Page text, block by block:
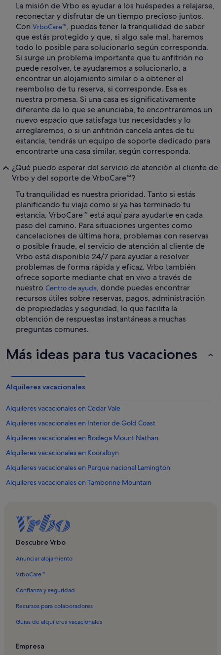
La misión de Vrbo es ayudar a los huéspedes a relajarse,
reconectar y disfrutar de un tiempo precioso juntos.
Con VrboCare™, puedes tener la tranquilidad de saber
que estás protegido y que, si algo sale mal, haremos
todo lo posible para solucionarlo según corresponda.
Si surge un problema importante que tu anfitrión no
puede resolver, te ayudaremos a solucionarlo, a
encontrar un alojamiento similar o a obtener el
reembolso de tu reserva, si corresponde. Esa es
nuestra promesa. Si una casa es significativamente
diferente de lo que se anunciaba, te encontraremos un
nuevo espacio que satisfaga tus necesidades y lo
arreglaremos, o si un anfitrión cancela antes de tu
estancia, tendrás un equipo de soporte dedicado para
encontrarte una casa similar, según corresponda.
¿Qué puedo esperar del servicio de atención al cliente de
Vrbo y del soporte de VrboCare™?
Tu tranquilidad es nuestra prioridad. Tanto si estás
planificando tu viaje como si ya has terminado tu
estancia, VrboCare™ está aquí para ayudarte en cada
paso del camino. Para situaciones urgentes como
cancelaciones de última hora, problemas con reservas
o posible fraude, el servicio de atención al cliente de
Vrbo está disponible 24/7 para ayudar a resolver
problemas de forma rápida y eficaz. Vrbo también
ofrece soporte mediante chat en vivo a través de
nuestro Centro de ayuda, donde puedes encontrar
recursos útiles sobre reservas, pagos, administración
de propiedades y seguridad, lo que facilita la
obtención de respuestas instantáneas a muchas
preguntas comunes.
Más ideas para tus vacaciones
Alquileres vacacionales
Alquileres vacacionales en Cedar Vale
Alquileres vacacionales en Interior de Gold Coast
Alquileres vacacionales en Bodega Mount Nathan
Alquileres vacacionales en Kooralbyn
Alquileres vacacionales en Parque nacional Lamington
Alquileres vacacionales en Tamborine Mountain
Alquileres vacacionales en North Tamborine
Alquileres vacacionales en O'reilly
Alquileres vacacionales en Sudeste de Queensland
Alquileres vacacionales en Ciudad de Gold Coast
Alquileres vacacionales en Benowa
Alquileres vacacionales en Burleigh Heads
Alquileres vacacionales en Skirmish Gold Coast
Descubre Vrbo
Anunciar alojamiento
VrboCare™
Confianza y seguridad
Recursos para colaboradores
Guías de alquileres vacacionales
Empresa